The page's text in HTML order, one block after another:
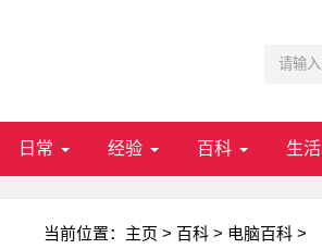
日常 经验 百科 生活
当前位置： 主页 > 百科 > 电脑百科 >